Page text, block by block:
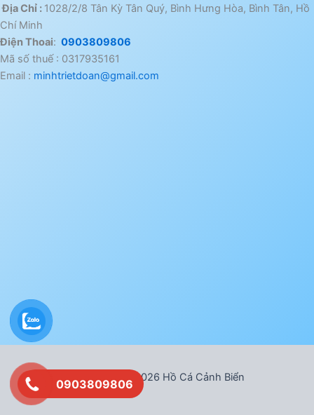
Địa Chỉ : 1028/2/8 Tân Kỳ Tân Quý, Bình Hưng Hòa, Bình Tân, Hồ
Chí Minh
Điện Thoai: 0903809806
Mã số thuế : 0317935161
Email : minhtrietdoan@gmail.com
Bản quyền © 2026 Hồ Cá Cảnh Biển
0903809806